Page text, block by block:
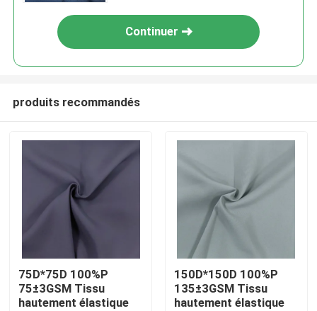
Continuer
produits recommandés
75D*75D 100%P
75±3GSM Tissu
hautement élastique
150D*150D 100%P
135±3GSM Tissu
hautement élastique